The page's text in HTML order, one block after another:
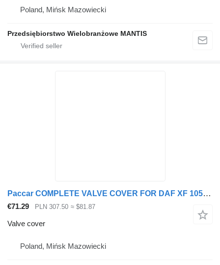
Poland, Mińsk Mazowiecki
Przedsiębiorstwo Wielobranżowe MANTIS
Paccar COMPLETE VALVE COVER FOR DAF XF 105 410KM ENGINE for truck tractor
€71.29 PLN 307.50 ≈ $81.87
Valve cover
Poland, Mińsk Mazowiecki